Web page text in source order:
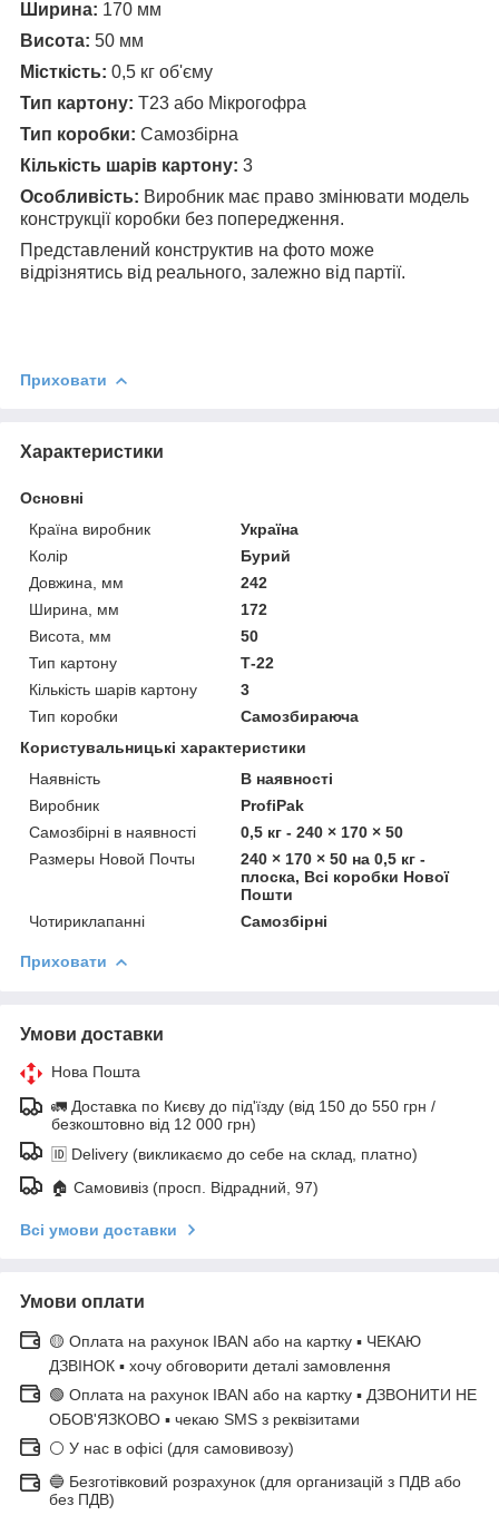
Ширина: 170 мм
Висота: 50 мм
Місткість: 0,5 кг об'єму
Тип картону: Т23 або Мікрогофра
Тип коробки: Самозбірна
Кількість шарів картону: 3
Особливість: Виробник має право змінювати модель
конструкції коробки без попередження.
Представлений конструктив на фото може
відрізнятись від реального, залежно від партії.
Приховати
Характеристики
Основні
Країна виробник
Україна
Колір
Бурий
Довжина, мм
242
Ширина, мм
172
Висота, мм
50
Тип картону
Т-22
Кількість шарів картону
3
Тип коробки
Самозбираюча
Користувальницькі характеристики
Наявність
В наявності
Виробник
ProfiPak
Самозбірні в наявності
0,5 кг - 240 × 170 × 50
Размеры Новой Почты
240 × 170 × 50 на 0,5 кг -
плоска, Всі коробки Нової
Пошти
Чотириклапанні
Самозбірні
Приховати
Умови доставки
Нова Пошта
🚛 Доставка по Києву до під'їзду (від 150 до 550 грн /
безкоштовно від 12 000 грн)
🆔 Delivery (викликаємо до себе на склад, платно)
🏠 Самовивіз (просп. Відрадний, 97)
Всі умови доставки
Умови оплати
🟡 Оплата на рахунок IBAN або на картку ▪ ЧЕКАЮ
ДЗВІНОК ▪ хочу обговорити деталі замовлення
🟢 Оплата на рахунок IBAN або на картку ▪ ДЗВОНИТИ НЕ
ОБОВ'ЯЗКОВО ▪ чекаю SMS з реквізитами
⚪ У нас в офісі (для самовивозу)
🔵 Безготівковий розрахунок (для организацій з ПДВ або
без ПДВ)